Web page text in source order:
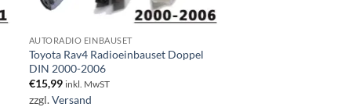
AUTORADIO EINBAUSET
Toyota Rav4 Radioeinbauset Doppel
DIN 2000-2006
€15,99 inkl. MwST
zzgl.Versand